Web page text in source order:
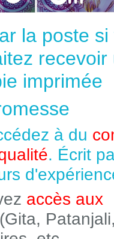
la poste si
recevoir
imprimée
à du
. Écrit
accès aux
(Gita, Patanjali,